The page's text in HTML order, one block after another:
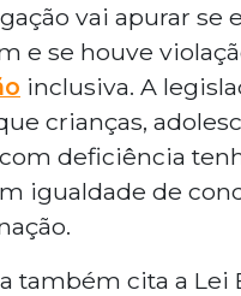
vai apurar se
e se houve
inclusiva. A
crianças,
deficiência
igualdade de
também cita a Lei